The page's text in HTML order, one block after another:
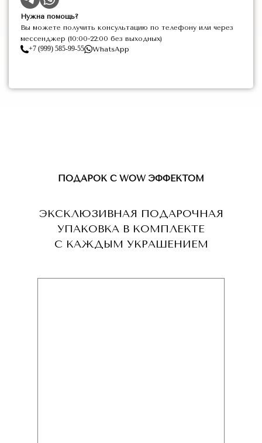
Нужна помощь?
Вы можете получить консультацию по телефону или через
мессенджер (10:00-22:00 без выходных)
+7 (999) 585-99-55
WhatsApp
ЭКСКЛЮЗИВНАЯ ПОДАРОЧНАЯ
УПАКОВКА В КОМПЛЕКТЕ
С КАЖДЫМ УКРАШЕНИЕМ
ПОДАРОК С WOW ЭФФЕКТОМ